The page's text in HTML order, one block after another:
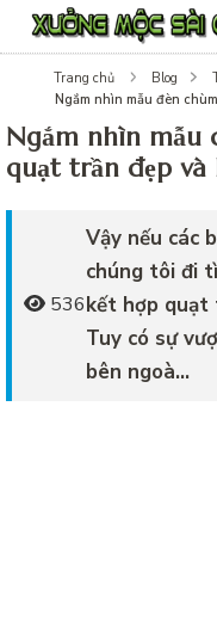
Trang chủ Blog
Ngắm nhìn mẫu đèn
Ngắm nhìn mẫu
quạt trần đẹp và
536
Vậy nếu các
chúng tôi đi
kết hợp quạt
Tuy có sự
bên ngoà...